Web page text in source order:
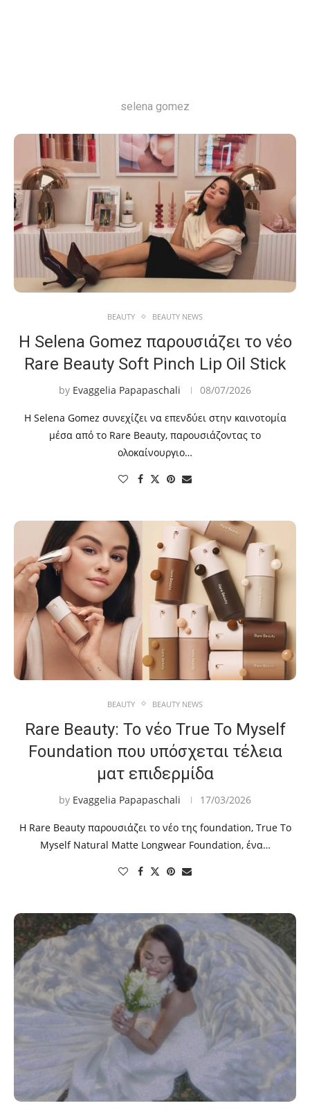
selena gomez
BEAUTY BEAUTY NEWS
Η Selena Gomez παρουσιάζει το νέο
Rare Beauty Soft Pinch Lip Oil Stick
by Evaggelia Papapaschali 08/07/2026
Η Selena Gomez συνεχίζει να επενδύει στην καινοτομία
μέσα από το Rare Beauty, παρουσιάζοντας το
ολοκαίνουργιο…
BEAUTY BEAUTY NEWS
Rare Beauty: Το νέο True To Myself
Foundation που υπόσχεται τέλεια
ματ επιδερμίδα
by Evaggelia Papapaschali 17/03/2026
Η Rare Beauty παρουσιάζει το νέο της foundation, True To
Myself Natural Matte Longwear Foundation, ένα…